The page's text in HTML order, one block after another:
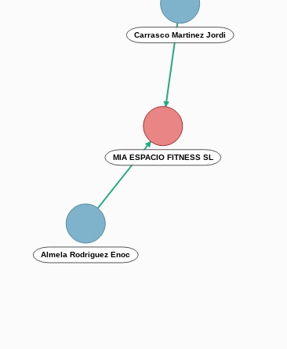
MIA ESPACIO FITNESS SL
Almela Rodriguez Enoc
Carrasco Martinez Jordi